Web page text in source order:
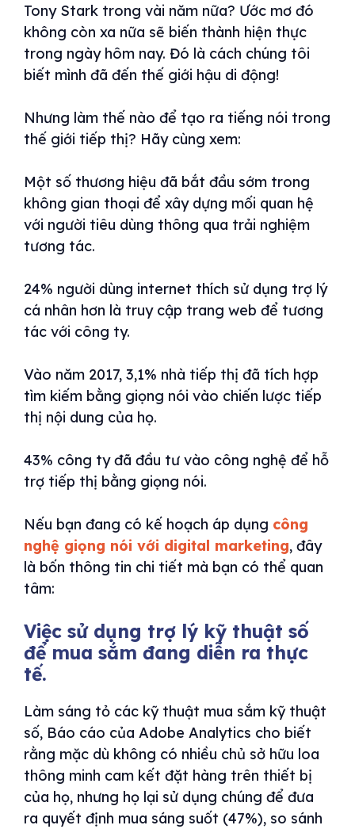
Tony Stark trong vài năm nữa? Ước mơ đó
không còn xa nữa sẽ biến thành hiện thực
trong ngày hôm nay. Đó là cách chúng tôi
biết mình đã đến thế giới hậu di động!
Nhưng làm thế nào để tạo ra tiếng nói trong
thế giới tiếp thị? Hãy cùng xem:
Một số thương hiệu đã bắt đầu sớm trong
không gian thoại để xây dựng mối quan hệ
với người tiêu dùng thông qua trải nghiệm
tương tác.
24% người dùng internet thích sử dụng trợ lý
cá nhân hơn là truy cập trang web để tương
tác với công ty.
Vào năm 2017, 3,1% nhà tiếp thị đã tích hợp
tìm kiếm bằng giọng nói vào chiến lược tiếp
thị nội dung của họ.
43% công ty đã đầu tư vào công nghệ để hỗ
trợ tiếp thị bằng giọng nói.
Nếu bạn đang có kế hoạch áp dụng công
nghệ giọng nói với digital marketing, đây
là bốn thông tin chi tiết mà bạn có thể quan
tâm:
Việc sử dụng trợ lý kỹ thuật số
để mua sắm đang diễn ra thực
tế.
Làm sáng tỏ các kỹ thuật mua sắm kỹ thuật
số, Báo cáo của Adobe Analytics cho biết
rằng mặc dù không có nhiều chủ sở hữu loa
thông minh cam kết đặt hàng trên thiết bị
của họ, nhưng họ lại sử dụng chúng để đưa
ra quyết định mua sáng suốt (47%), so sánh